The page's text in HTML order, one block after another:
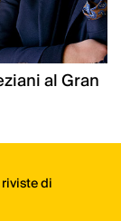
al Gran
di